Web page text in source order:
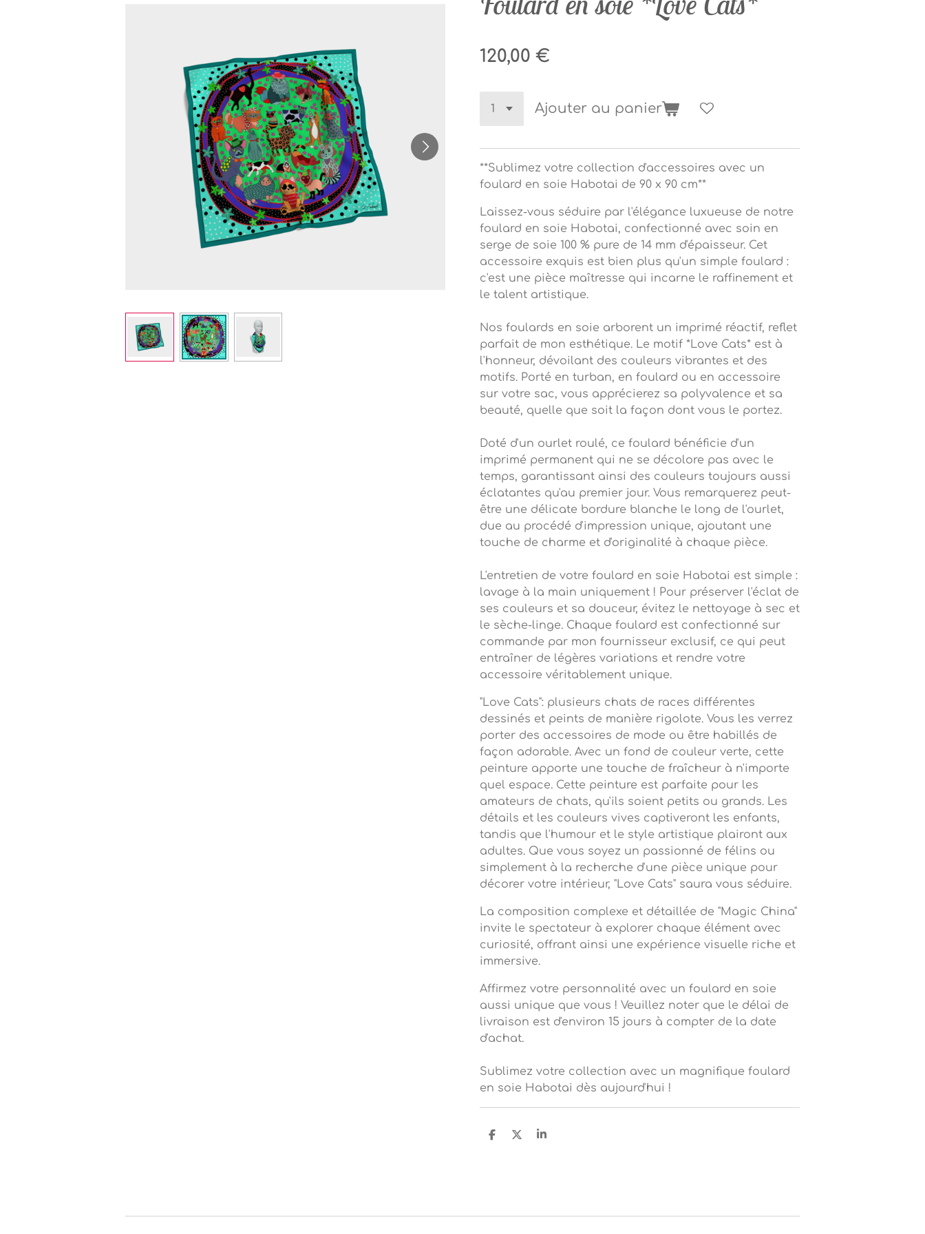
120,00 €
Ajouter au panier
**Sublimez votre collection d'accessoires avec un
foulard en soie Habotai de 90 x 90 cm**
Laissez-vous séduire par l'élégance luxueuse de notre
foulard en soie Habotai, confectionné avec soin en
serge de soie 100 % pure de 14 mm d'épaisseur. Cet
accessoire exquis est bien plus qu'un simple foulard :
c'est une pièce maîtresse qui incarne le raffinement et
le talent artistique.
Nos foulards en soie arborent un imprimé réactif, reflet
parfait de mon esthétique. Le motif *Love Cats* est à
l'honneur, dévoilant des couleurs vibrantes et des
motifs. Porté en turban, en foulard ou en accessoire
sur votre sac, vous apprécierez sa polyvalence et sa
beauté, quelle que soit la façon dont vous le portez.
Doté d'un ourlet roulé, ce foulard bénéficie d'un
imprimé permanent qui ne se décolore pas avec le
temps, garantissant ainsi des couleurs toujours aussi
éclatantes qu'au premier jour. Vous remarquerez peut-
être une délicate bordure blanche le long de l'ourlet,
due au procédé d'impression unique, ajoutant une
touche de charme et d'originalité à chaque pièce.
L'entretien de votre foulard en soie Habotai est simple :
lavage à la main uniquement ! Pour préserver l'éclat de
ses couleurs et sa douceur, évitez le nettoyage à sec et
le sèche-linge. Chaque foulard est confectionné sur
commande par mon fournisseur exclusif, ce qui peut
entraîner de légères variations et rendre votre
accessoire véritablement unique.
"Love Cats": plusieurs chats de races différentes
dessinés et peints de manière rigolote. Vous les verrez
porter des accessoires de mode ou être habillés de
façon adorable. Avec un fond de couleur verte, cette
peinture apporte une touche de fraîcheur à n'importe
quel espace. Cette peinture est parfaite pour les
amateurs de chats, qu'ils soient petits ou grands. Les
détails et les couleurs vives captiveront les enfants,
tandis que l'humour et le style artistique plairont aux
adultes. Que vous soyez un passionné de félins ou
simplement à la recherche d'une pièce unique pour
décorer votre intérieur, "Love Cats" saura vous séduire.
La composition complexe et détaillée de "Magic China"
invite le spectateur à explorer chaque élément avec
curiosité, offrant ainsi une expérience visuelle riche et
immersive.
Affirmez votre personnalité avec un foulard en soie
aussi unique que vous ! Veuillez noter que le délai de
livraison est d'environ 15 jours à compter de la date
d'achat.
Sublimez votre collection avec un magnifique foulard
en soie Habotai dès aujourd'hui !
P
r
P
r
P
r